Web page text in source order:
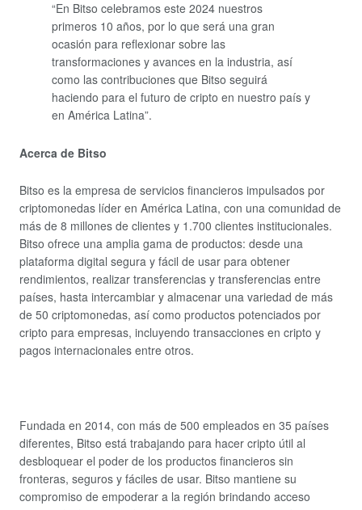
“En Bitso celebramos este 2024 nuestros
primeros 10 años, por lo que será una gran
ocasión para reflexionar sobre las
transformaciones y avances en la industria, así
como las contribuciones que Bitso seguirá
haciendo para el futuro de cripto en nuestro país y
en América Latina”.
Acerca de Bitso
Bitso es la empresa de servicios financieros impulsados por
criptomonedas líder en América Latina, con una comunidad de
más de 8 millones de clientes y 1.700 clientes institucionales.
Bitso ofrece una amplia gama de productos: desde una
plataforma digital segura y fácil de usar para obtener
rendimientos, realizar transferencias y transferencias entre
países, hasta intercambiar y almacenar una variedad de más
de 50 criptomonedas, así como productos potenciados por
cripto para empresas, incluyendo transacciones en cripto y
pagos internacionales entre otros.
Fundada en 2014, con más de 500 empleados en 35 países
diferentes, Bitso está trabajando para hacer cripto útil al
desbloquear el poder de los productos financieros sin
fronteras, seguros y fáciles de usar. Bitso mantiene su
compromiso de empoderar a la región brindando acceso